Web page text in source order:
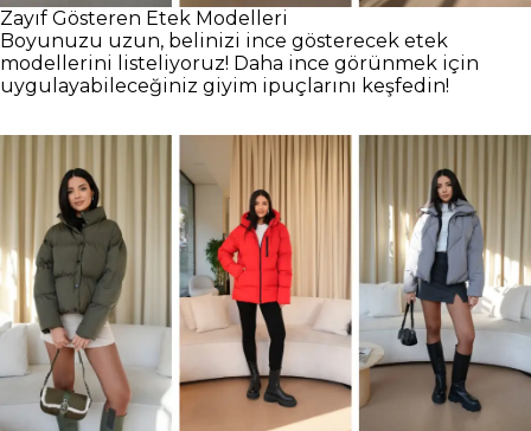
Zayıf Gösteren Etek Modelleri
Boyunuzu uzun, belinizi ince gösterecek etek
modellerini listeliyoruz! Daha ince görünmek için
uygulayabileceğiniz giyim ipuçlarını keşfedin!